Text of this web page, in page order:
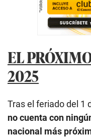
EL
2025
Tras el feriado del 1
no cuenta con
nacional más